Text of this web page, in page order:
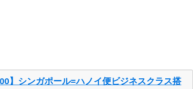
】シンガポール=ハノイ便ビジネスクラス搭